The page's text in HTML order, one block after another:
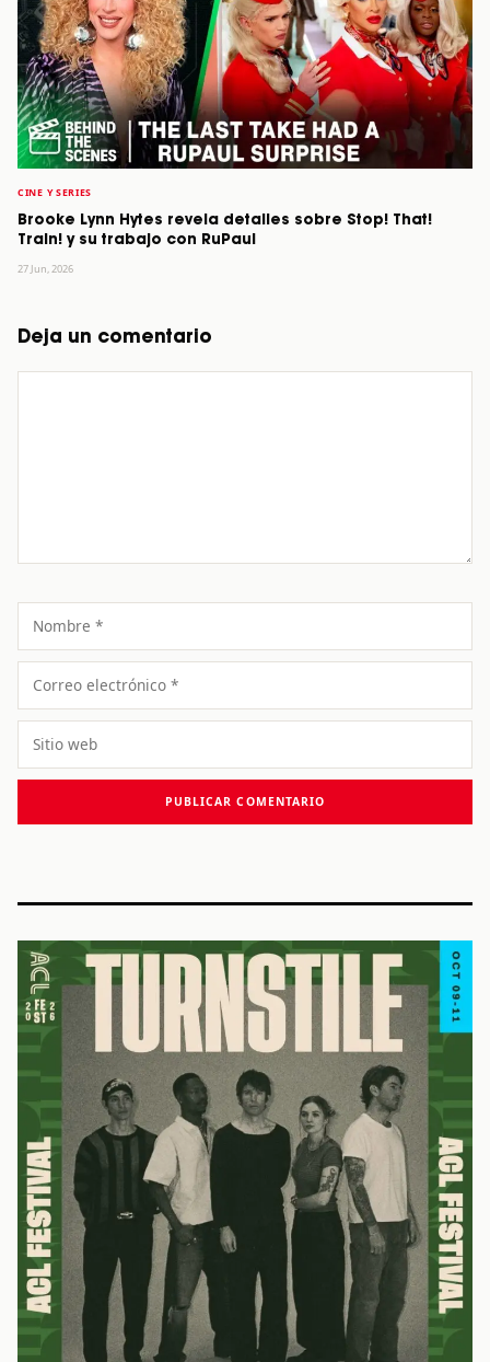
CINE Y SERIES
Brooke Lynn Hytes revela detalles sobre Stop! That!
Train! y su trabajo con RuPaul
27 Jun, 2026
Deja un comentario
Comentario
Nombre
Correo
electrónico
Sitio
web